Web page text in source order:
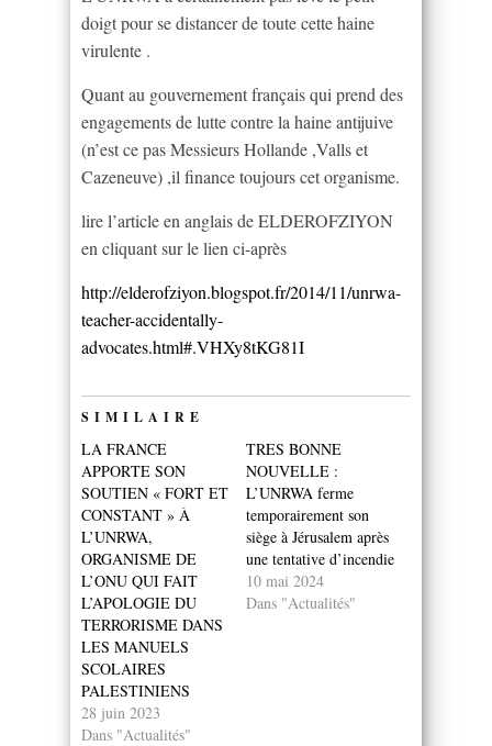
doigt pour se distancer de toute cette haine
virulente .
Quant au gouvernement français qui prend des
engagements de lutte contre la haine antijuive
(n’est ce pas Messieurs Hollande ,Valls et
Cazeneuve) ,il finance toujours cet organisme.
lire l’article en anglais de ELDEROFZIYON
en cliquant sur le lien ci-après
http://elderofziyon.blogspot.fr/2014/11/unrwa-
teacher-accidentally-
advocates.html#.VHXy8tKG81I
SIMILAIRE
LA FRANCE
APPORTE SON
SOUTIEN « FORT ET
CONSTANT » À
L’UNRWA,
ORGANISME DE
L’ONU QUI FAIT
L’APOLOGIE DU
TERRORISME DANS
LES MANUELS
SCOLAIRES
PALESTINIENS
28 juin 2023
Dans "Actualités"
TRES BONNE
NOUVELLE :
L’UNRWA ferme
temporairement son
siège à Jérusalem après
une tentative d’incendie
10 mai 2024
Dans "Actualités"